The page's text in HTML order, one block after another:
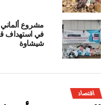
مشروع
شيشاوة
اقتصاد